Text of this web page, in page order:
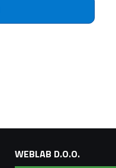
WEBLAB D.O.O.